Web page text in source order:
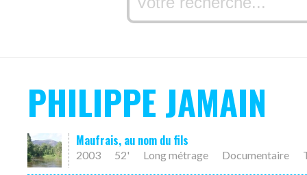
PHILIPPE JAMAIN
Maufrais, au nom du fils
2003 52' Long métrage Documentaire